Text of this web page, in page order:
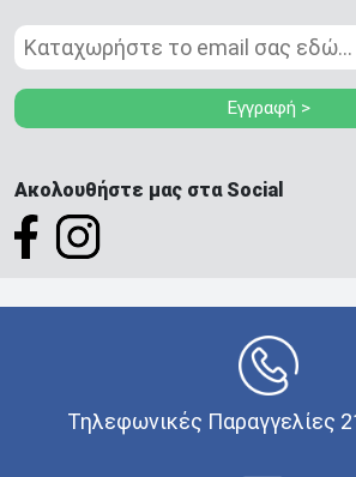
Εγγραφή >
Ακολουθήστε μας στα Social
Τηλεφωνικές Παραγγελίες